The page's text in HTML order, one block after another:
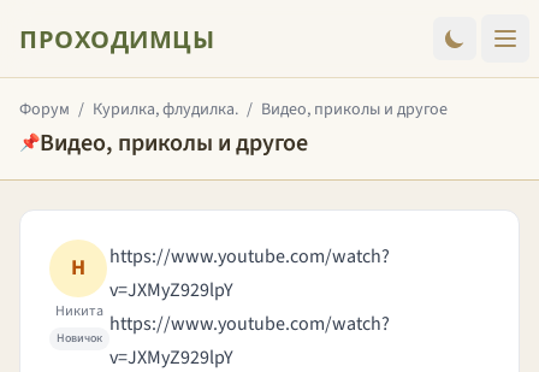
ПРОХОДИМЦЫ
Форум / Курилка, флудилка. / Видео, приколы и другое
📌Видео, приколы и другое
Н
Никита
Новичок
https://www.youtube.com/watch?
v=JXMyZ929lpY
https://www.youtube.com/watch?
v=JXMyZ929lpY